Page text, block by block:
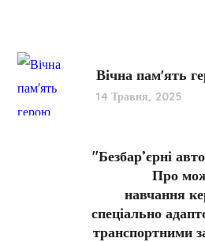
Вічна памʼять
14 Травня, 2025
"Безбар’єрні
Про
навчання
спеціально
транспортними